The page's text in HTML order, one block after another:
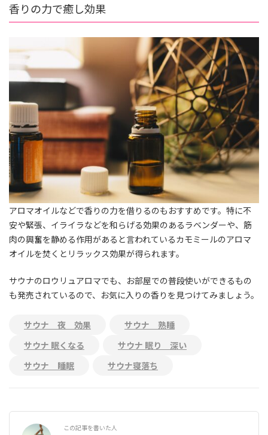
香りの力で癒し効果
アロマオイルなどで香りの力を借りるのもおすすめです。特に不
安や緊張、イライラなどを和らげる効果のあるラベンダーや、筋
肉の興奮を静める作用があると言われているカモミールのアロマ
オイルを焚くとリラックス効果が得られます。
サウナのロウリュアロマでも、お部屋での普段使いができるもの
も発売されているので、お気に入りの香りを見つけてみましょう。
サウナ 夜 効果
サウナ 熟睡
サウナ 眠くなる
サウナ 眠り 深い
サウナ 睡眠
サウナ寝落ち
この記事を書いた人